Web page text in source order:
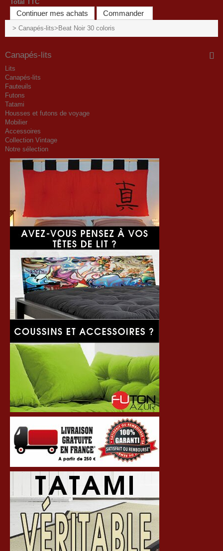
Total TTC
Continuer mes achats Commander
> Canapés-lits> Beat Noir 30 coloris
Canapés-lits
Lits
Canapés-lits
Fauteuils
Futons
Tatami
Housses et futons de voyage
Mobilier
Accessoires
Collection Vintage
Notre sélection